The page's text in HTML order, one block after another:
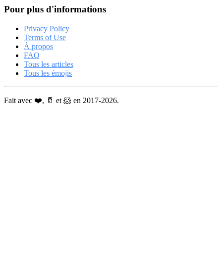
Pour plus d'informations
Privacy Policy
Terms of Use
À propos
FAQ
Tous les articles
Tous les émojis
Fait avec ❤️, 🥛 et 🐹 en 2017-2026.